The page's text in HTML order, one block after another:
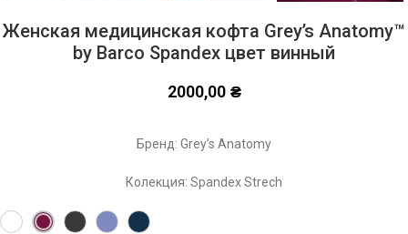
Женская медицинская кофта Grey’s Anatomy™
by Barco Spandex цвет винный
2000,00 ₴
Бренд: Grey’s Anatomy
Колекция: Spandex Strech